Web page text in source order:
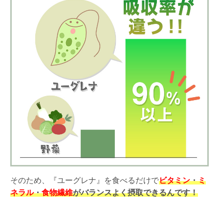
そのため、『ユーグレナ』を食べるだけでビタミン・ミ
ネラル・食物繊維がバランスよく摂取できるんです！